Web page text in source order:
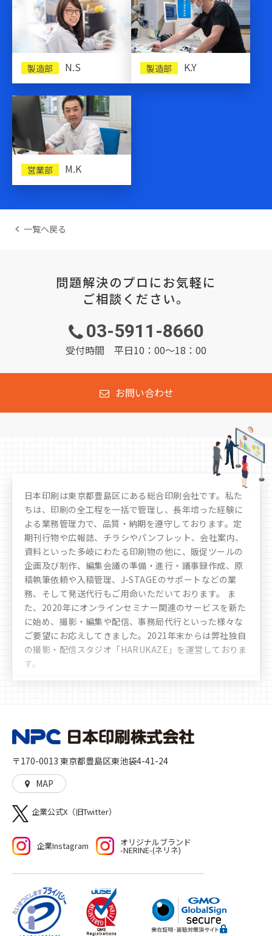
製造部 N.S 製造部 K.Y
営業部 M.K
一覧へ戻る
問題解決のプロにお気軽に
ご相談ください。
03-5911-8660
受付時間 平日10：00～18：00
お問い合わせ
日本印刷は東京都豊島区にある総合印刷会社です。私た
ちは、印刷の全工程を一括で管理し、長年培った経験に
よる業務管理力で、品質・納期を遵守しております。定
期刊行物や広報誌、チラシやパンフレット、会社案内、
資料といった多岐にわたる印刷物の他に、販促ツールの
企画及び制作、編集会議の準備・進行・議事録作成、原
稿執筆依頼や入稿管理、J-STAGEのサポートなどの業
務、そして発送代行もご用命いただいております。 ま
た、2020年にオンラインセミナー関連のサービスを新た
に始め、撮影・編集や配信、事務局代行といった様々な
ご要望にお応えしてきました。 2021年末からは弊社独自
の撮影・配信スタジオ「HARUKAZE」を運営しておりま
す。
豊富なノウハウや実績により、お客様へ多彩かつ最善な
選択肢のご提案をさせていただきます。時代の移り変わ
に、社会に、彩りを加えるとともに、想像や行動の機会
る「モノ」づくり、印刷物をきっかけとした新たな機会
や世界を生む「コト」づくりの両方をご提供いたしま
す。
〒170-0013 東京都豊島区東池袋4-41-24
MAP
企業公式X（旧Twitter）
企業Instagram オリジナルブランド
-NERINE-(ネリネ)